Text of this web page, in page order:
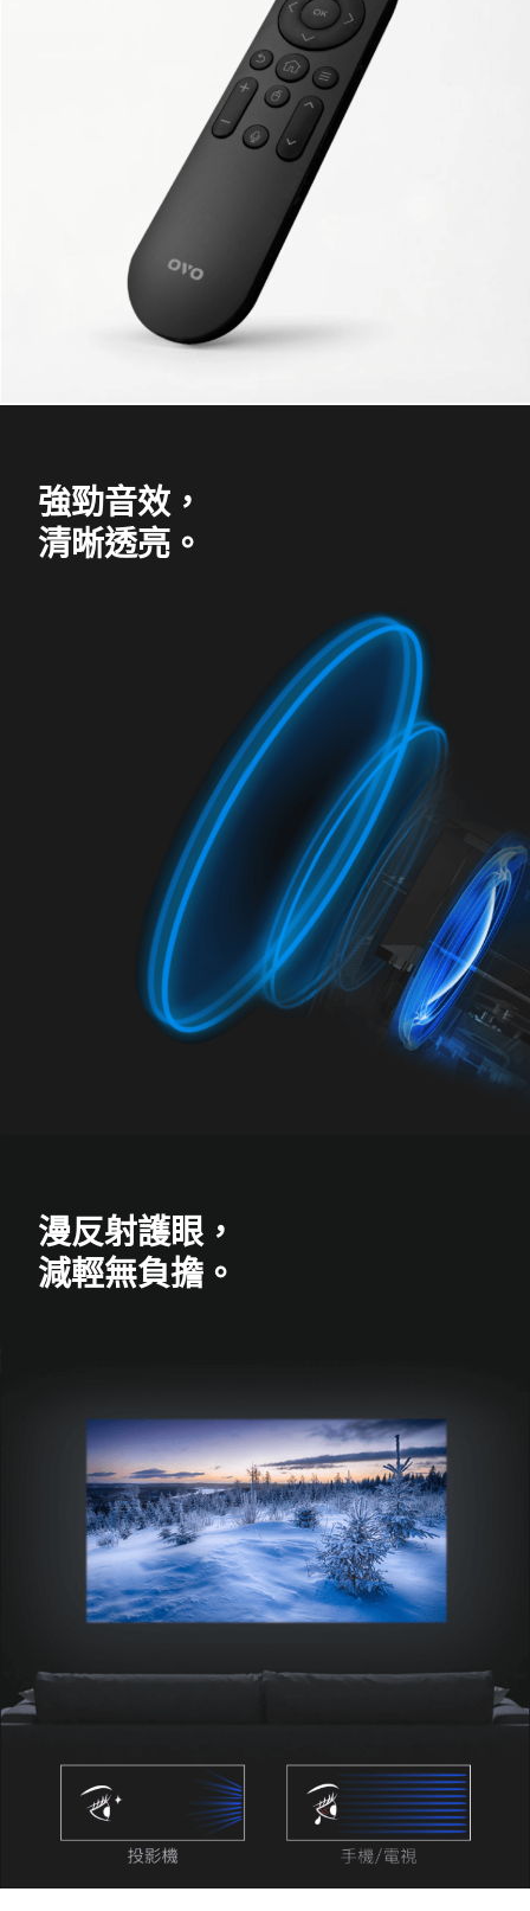
強勁音效，
清晰透亮。
漫反射護眼，
減輕無負擔。